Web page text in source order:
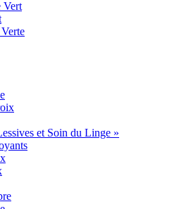
Vert
et Soin du Linge »